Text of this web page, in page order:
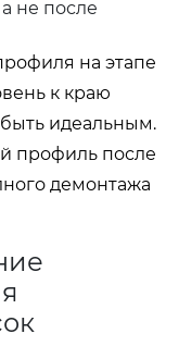
не после
на этапе
к краю
идеальным.
профиль после
демонтажа